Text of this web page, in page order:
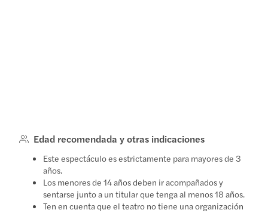
Edad recomendada y otras indicaciones
Este espectáculo es estrictamente para mayores de 3
años.
Los menores de 14 años deben ir acompañados y
sentarse junto a un titular que tenga al menos 18 años.
Ten en cuenta que el teatro no tiene una organización